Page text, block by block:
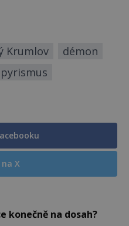
Krumlov
démon
X
konečně na dosah?